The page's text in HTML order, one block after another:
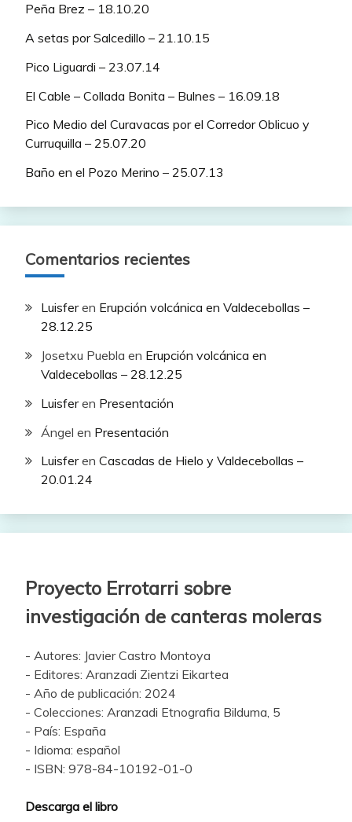
Peña Brez – 18.10.20
A setas por Salcedillo – 21.10.15
Pico Liguardi – 23.07.14
El Cable – Collada Bonita – Bulnes – 16.09.18
Pico Medio del Curavacas por el Corredor Oblicuo y
Curruquilla – 25.07.20
Baño en el Pozo Merino – 25.07.13
Comentarios recientes
Luisferen Erupción volcánica en Valdecebollas –
28.12.25
Josetxu Puebla en Erupción volcánica en
Valdecebollas – 28.12.25
Luisferen Presentación
Ángel en Presentación
Luisferen Cascadas de Hielo y Valdecebollas –
20.01.24
Proyecto Errotarri sobre
investigación de canteras moleras
- Autores: Javier Castro Montoya
- Editores: Aranzadi Zientzi Eikartea
- Año de publicación: 2024
- Colecciones: Aranzadi Etnografia Bilduma, 5
- País: España
- Idioma: español
- ISBN: 978-84-10192-01-0
Descarga el libro